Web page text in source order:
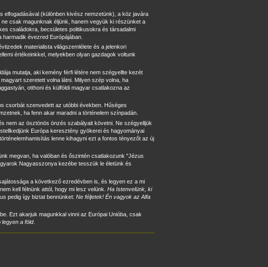
elfogadásával (különben kivész nemzetünk), a köz javára
csak magunknak éljünk, hanem vegyük ki részünket a
családokra, becsületes politikusokra és társadalmi
évezred Európájában.
materialista világszemlélete és a jelenkori
értékeinkkel, melyekben olyan gazdagok voltunk
mutatja, aki kemény férfi létére nem szégyellte kezét
szeretett volna látni. Milyen szép volna, ha
otthoni és külföldi magyar csatlakozna az
csorbát szenvedett az utóbbi években. Hűséges
ha fenn akar maradni a történelem színpadán.
nem az ösztönös önzés szabályait követni. Ne szégyelljük
Európa keresztény gyökerei és hagyományai
lenne kihagyni ezt a fontos tényezőt az új
megvan, ha valóban és őszintén csatlakozunk "Jézus
Nagyasszonya kezébe tesszük le életünk és
a következő ezredévben is, és legyen ez a mi
kell félnünk attól, hogy mi lesz velünk. Ha Istenvelünk, ki
pedig így biztat bennünket: Ne féljetek! Én vagyok az Alfa
Ezt akarjuk magunkkal vinni az Európai Unióba, csak
a föld.